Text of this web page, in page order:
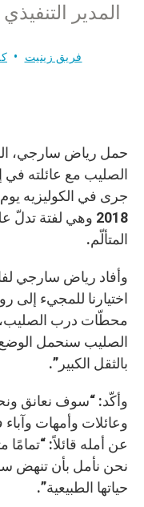
المدير
فريق زينيت
حمل رياض سارجي،
الصليب مع عائلته
2018 وهي لفتة
المتألّم.
وأفاد رياض سارجي
اختيارنا للمجيء
محطّات درب الصليب،
الصليب سنحمل
بالثقل الكبير”.
وأكّد: “سوف نعانق
وعائلات وأمهات
عن أمله قائلاً:
نحن نأمل بأن تنهض
حياتها الطبيعية”.